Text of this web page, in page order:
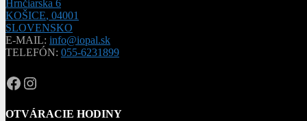
Hrnčiarska 6
KOŠICE, 04001
SLOVENSKO
E-MAIL: info@iopal.sk
TELEFÓN: 055-6231899
OPAL.drahokamy
opal.drahokamy
OTVÁRACIE HODINY